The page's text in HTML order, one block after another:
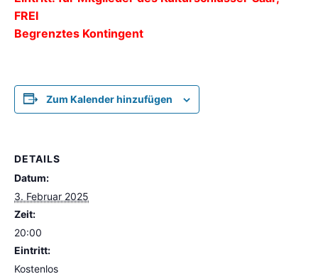
FREI
Begrenztes Kontingent
Zum Kalender hinzufügen
DETAILS
Datum:
3. Februar 2025
Zeit:
20:00
Eintritt:
Kostenlos